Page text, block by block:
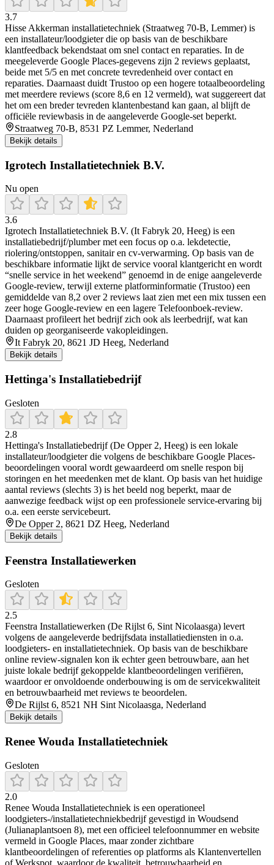
3.7
Hisse Akkerman installatietechniek (Straatweg 70-B, Lemmer) is
een installateur/loodgieter die op basis van de beschikbare
klantfeedback bekendstaat om snel contact en reparaties. In de
meegeleverde Google Places-gegevens zijn 2 reviews geplaatst,
beide met 5/5 en met concrete tevredenheid over contact en
reparaties. Daarnaast duidt Trustoo op een hogere totaalbeoordeling
met meerdere reviews (score 8,6 en 12 vermeld), wat suggereert dat
het om een breder tevreden klantenbestand kan gaan, al blijft de
officiële reviewbasis in de aangeleverde Google-set beperkt.
Straatweg 70-B, 8531 PZ Lemmer, Nederland
Bekijk details
Igrotech Installatietechniek B.V.
Nu open
3.6
Igrotech Installatietechniek B.V. (It Fabryk 20, Heeg) is een
installatiebedrijf/plumber met een focus op o.a. lekdetectie,
riolering/ontstoppen, sanitair en cv-verwarming. Op basis van de
beschikbare informatie lijkt de service vooral klantgericht en wordt
“snelle service in het weekend” genoemd in de enige aangeleverde
Google-review, terwijl externe platforminformatie (Trustoo) een
gemiddelde van 8,2 over 2 reviews laat zien met een mix tussen een
zeer hoge Google-review en een lagere Telefoonboek-review.
Daarnaast profileert het bedrijf zich ook als leerbedrijf, wat kan
duiden op georganiseerde vakopleidingen.
It Fabryk 20, 8621 JD Heeg, Nederland
Bekijk details
Hettinga's Installatiebedrijf
Gesloten
2.8
Hettinga's Installatiebedrijf (De Opper 2, Heeg) is een lokale
installateur/loodgieter die volgens de beschikbare Google Places-
beoordelingen vooral wordt gewaardeerd om snelle respon bij
storingen en het meedenken met de klant. Op basis van het huidige
aantal reviews (slechts 3) is het beeld nog beperkt, maar de
aanwezige feedback wijst op een professionele service-ervaring bij
o.a. een eerste servicebeurt.
De Opper 2, 8621 DZ Heeg, Nederland
Bekijk details
Feenstra Installatiewerken
Gesloten
2.5
Feenstra Installatiewerken (De Rijlst 6, Sint Nicolaasga) levert
volgens de aangeleverde bedrijfsdata installatiediensten in o.a.
loodgieters- en installatietechniek. Op basis van de beschikbare
online review-signalen kon ik echter geen betrouwbare, aan het
juiste lokale bedrijf gekoppelde klantbeoordelingen verifiëren,
waardoor er onvoldoende onderbouwing is om de servicekwaliteit
en betrouwbaarheid met reviews te beoordelen.
De Rijlst 6, 8521 NH Sint Nicolaasga, Nederland
Bekijk details
Renee Wouda Installatietechniek
Gesloten
2.0
Renee Wouda Installatietechniek is een operationeel
loodgieters-/installatietechniekbedrijf gevestigd in Woudsend
(Julianaplantsoen 8), met een officieel telefoonnummer en website
vermeld in Google Places, maar zonder zichtbare
klantbeoordelingen of referenties op platforms als Klantenvertellen
of Werkspot, waardoor de kwaliteit, betrouwbaarheid en